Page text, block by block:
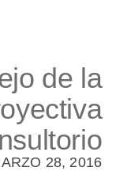
de la
28, 2016